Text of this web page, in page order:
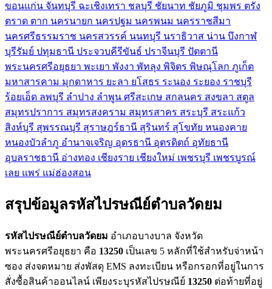
ขอนแก่น จันทบุรี ฉะเชิงเทรา ชลบุรี ชัยนาท ชัยภูมิ ชุมพร ตรัง
ตราด ตาก นครนายก นครปฐม นครพนม นครราชสีมา
นครศรีธรรมราช นครสวรรค์ นนทบุรี นราธิวาส น่าน บึงกาฬ
บุรีรัมย์ ปทุมธานี ประจวบคีรีขันธ์ ปราจีนบุรี ปัตตานี
พระนครศรีอยุธยา พะเยา พังงา พัทลุง พิจิตร พิษณุโลก ภูเก็ต
มหาสารคาม มุกดาหาร ยะลา ยโสธร ระนอง ระยอง ราชบุรี
ร้อยเอ็ด ลพบุรี ลำปาง ลำพูน ศรีสะเกษ สกลนคร สงขลา สตูล
สมุทรปราการ สมุทรสงคราม สมุทรสาคร สระบุรี สระแก้ว
สิงห์บุรี สุพรรณบุรี สุราษฎร์ธานี สุรินทร์ สุโขทัย หนองคาย
หนองบัวลำภู อำนาจเจริญ อุดรธานี อุตรดิตถ์ อุทัยธานี
อุบลราชธานี อ่างทอง เชียงราย เชียงใหม่ เพชรบุรี เพชรบูรณ์
เลย แพร่ แม่ฮ่องสอน
สรุปข้อมูลรหัสไปรษณีย์ตำบลวัดยม
รหัสไปรษณีย์ตำบลวัดยม อำเภอบางบาล จังหวัด
พระนครศรีอยุธยา คือ 13250 เป็นเลข 5 หลักที่ใช้สำหรับจ่าหน้า
ซอง ส่งจดหมาย ส่งพัสดุ EMS ลงทะเบียน หรือกรอกที่อยู่ในการ
สั่งซื้อสินค้าออนไลน์ เพียงระบุรหัสไปรษณีย์ 13250 ต่อท้ายที่อยู่